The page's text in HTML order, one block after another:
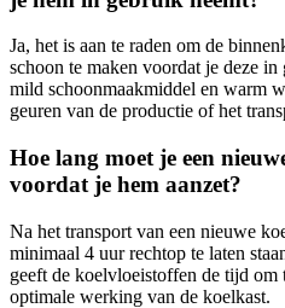
Ja, het is aan te raden om de
schoon te maken voordat je deze
mild schoonmaakmiddel en warm
geuren van de productie of het
Hoe lang moet je een
voordat je hem aanzet?
Na het transport van een nieuwe
minimaal 4 uur rechtop te laten
geeft de koelvloeistoffen de tijd om
optimale werking van de koelkast.